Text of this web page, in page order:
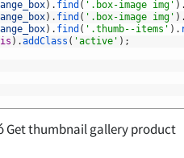
) . find ( '.box-image img' ) .
) . find ( '.box-image img' ) .
) . find ( '.thumb--items' ) .
) .addClass ( 'active' ) ;
Get thumbnail gallery product